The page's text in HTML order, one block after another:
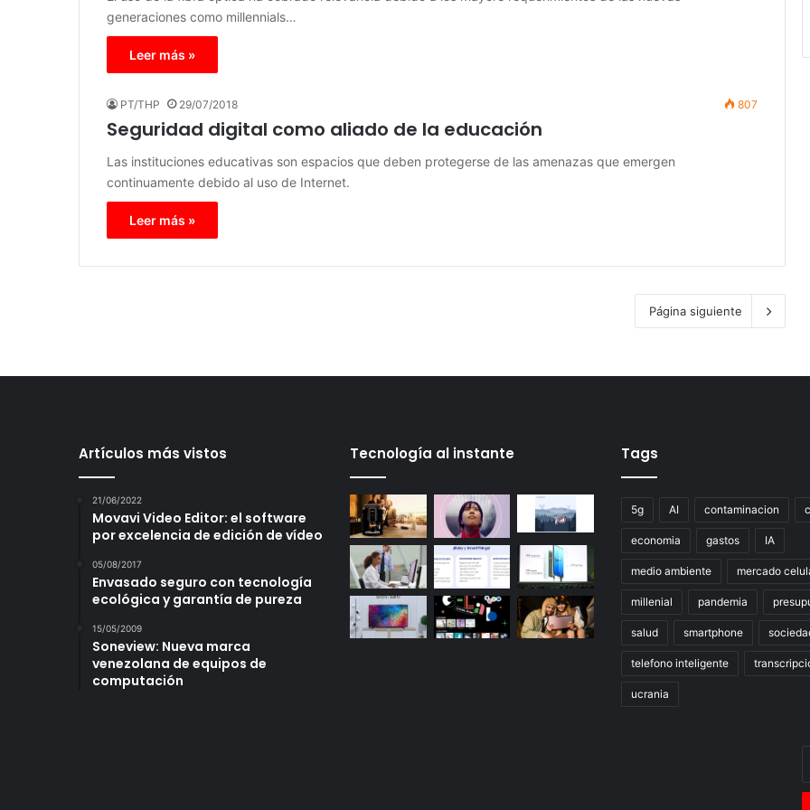
generaciones como millennials…
Leer más »
PT/THP 29/07/2018 807
Seguridad digital como aliado de la educación
Las instituciones educativas son espacios que deben protegerse de las amenazas que emergen
continuamente debido al uso de Internet.
Leer más »
Página siguiente
Artículos más vistos
21/06/2022
Movavi Video Editor: el software
por excelencia de edición de vídeo
05/08/2017
Envasado seguro con tecnología
ecológica y garantía de pureza
15/05/2009
Soneview: Nueva marca
venezolana de equipos de
computación
Tecnología al instante Tags
5g AI contaminacion
economia gastos IA
medio ambiente mercado
millenial pandemia
salud smartphone
telefono inteligente
ucrania